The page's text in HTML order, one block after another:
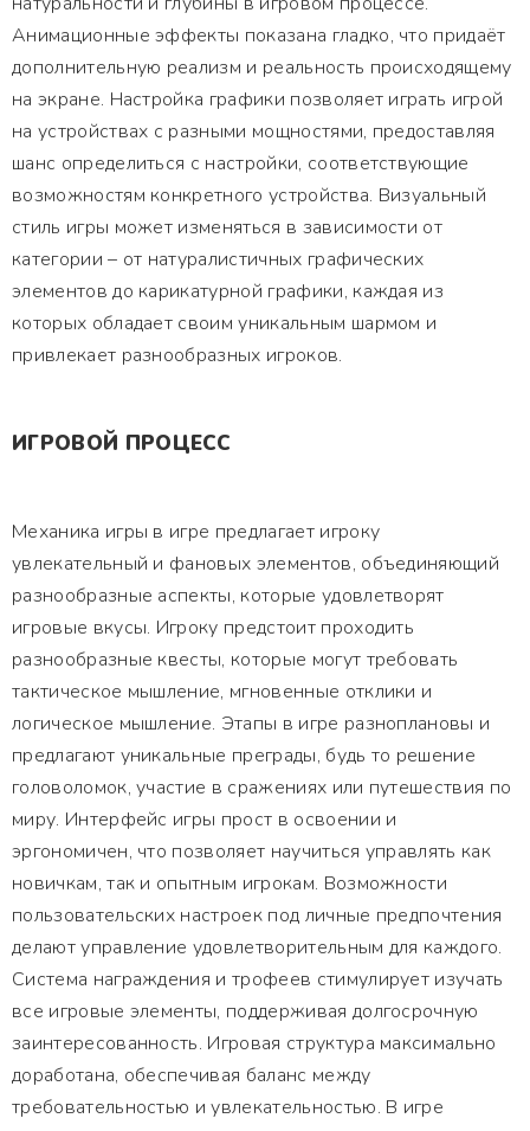
Анимационные эффекты показана гладко, что придаёт
дополнительную реализм и реальность происходящему
на экране. Настройка графики позволяет играть игрой
на устройствах с разными мощностями, предоставляя
шанс определиться с настройки, соответствующие
возможностям конкретного устройства. Визуальный
стиль игры может изменяться в зависимости от
категории – от натуралистичных графических
элементов до карикатурной графики, каждая из
которых обладает своим уникальным шармом и
привлекает разнообразных игроков.
ИГРОВОЙ ПРОЦЕСС
Механика игры в игре предлагает игроку
увлекательный и фановых элементов, объединяющий
разнообразные аспекты, которые удовлетворят
игровые вкусы. Игроку предстоит проходить
разнообразные квесты, которые могут требовать
тактическое мышление, мгновенные отклики и
логическое мышление. Этапы в игре разноплановы и
предлагают уникальные преграды, будь то решение
головоломок, участие в сражениях или путешествия по
миру. Интерфейс игры прост в освоении и
эргономичен, что позволяет научиться управлять как
новичкам, так и опытным игрокам. Возможности
пользовательских настроек под личные предпочтения
делают управление удовлетворительным для каждого.
Система награждения и трофеев стимулирует изучать
все игровые элементы, поддерживая долгосрочную
заинтересованность. Игровая структура максимально
доработана, обеспечивая баланс между
требовательностью и увлекательностью. В игре